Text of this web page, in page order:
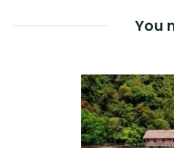
You